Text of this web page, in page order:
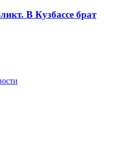
В Кузбассе брат